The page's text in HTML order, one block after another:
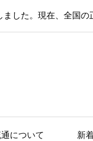
した。現在、全国の
について 新